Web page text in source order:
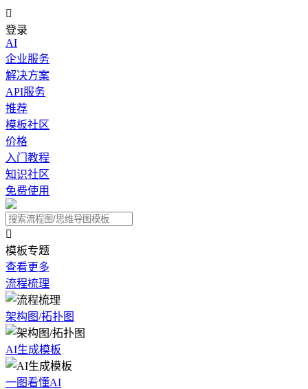

登录
AI
企业服务
解决方案
API服务
推荐
模板社区
价格
入门教程
知识社区
免费使用

模板专题
查看更多
流程梳理
架构图/拓扑图
AI生成模板
一图看懂AI